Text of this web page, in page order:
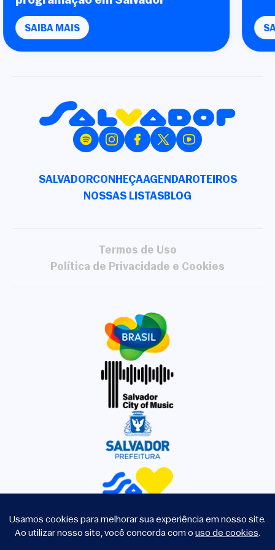
SAIBA MAIS
SALVADORCONHEÇAAGENDAROTEIROS
NOSSAS LISTASBLOG
Termos de Uso
Política de Privacidade e Cookies